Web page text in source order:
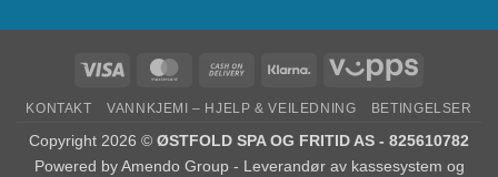
KONTAKT VANNKJEMI – HJELP & VEILEDNING BETINGELSER
Copyright 2026 © ØSTFOLD SPA OG FRITID AS - 825610782
Powered byAmendo Group - Leverandør av kassesystem og